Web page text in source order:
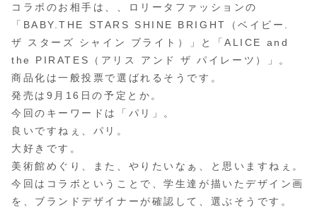
コラボのお相手は、、ロリータファッションの
「BABY.THE STARS SHINE BRIGHT（ベイビー.
ザ スターズ シャイン ブライト）」と「ALICE and
the PIRATES（アリス アンド ザ パイレーツ）」。
商品化は一般投票で選ばれるそうです。
発売は9月16日の予定とか。
今回のキーワードは「パリ」。
良いですねぇ、パリ。
大好きです。
美術館めぐり、また、やりたいなぁ、と思いますねぇ。
今回はコラボということで、学生達が描いたデザイン画
を、ブランドデザイナーが確認して、選ぶそうです。